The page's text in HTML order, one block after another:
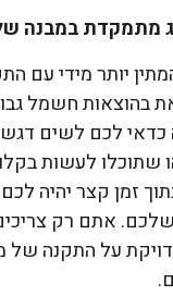
מתמקדת במבנה
יותר מידי עם
חשמל
כדאי לכם לשים
לעשות
זמן קצר יהיה
אתם רק צריכים
על התקנה של